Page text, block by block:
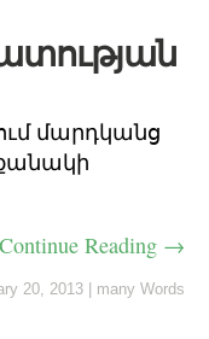
մարդկանց
Continue Reading →
20, 2013 many Words